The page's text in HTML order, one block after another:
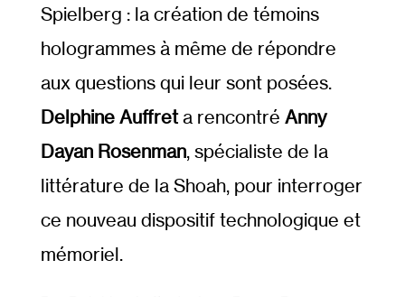
Spielberg : la création de témoins
hologrammes à même de répondre
aux questions qui leur sont posées.
Delphine Auffreta rencontré Anny
Dayan Rosenman, spécialiste de la
littérature de la Shoah, pour interroger
ce nouveau dispositif technologique et
mémoriel.